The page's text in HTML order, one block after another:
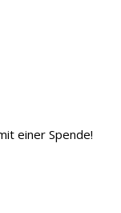
einer Spende!